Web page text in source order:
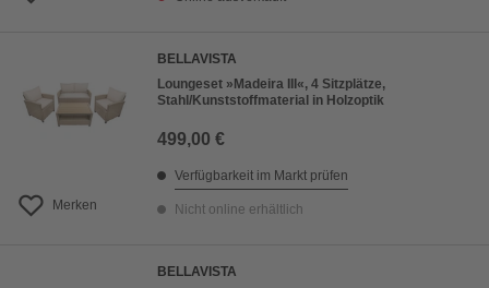
Merken
BELLAVISTA
Loungeset »Madeira III«, 4 Sitzplätze,
Stahl/Kunststoffmaterial in Holzoptik
499,00 €
Verfügbarkeit im Markt prüfen
Nicht online erhältlich
BELLAVISTA